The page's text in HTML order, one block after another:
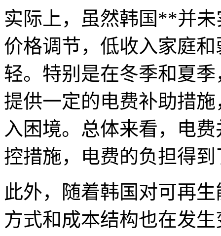
实际上，虽然韩国**并
价格调节，低收入家庭
轻。特别是在冬季和夏
提供一定的电费补助措
入困境。总体来看，电
控措施，电费的负担得
此外，随着韩国对可再
方式和成本结构也在发